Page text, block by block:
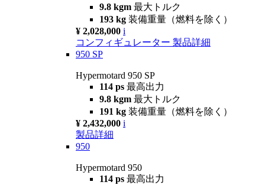
9.8 kgm 最大トルク
193 kg 装備重量（燃料を除く）
¥ 2,028,000 i
コンフィギュレーター 製品詳細
950 SP
Hypermotard 950 SP
114 ps 最高出力
9.8 kgm 最大トルク
191 kg 装備重量（燃料を除く）
¥ 2,432,000 i
製品詳細
950
Hypermotard 950
114 ps 最高出力